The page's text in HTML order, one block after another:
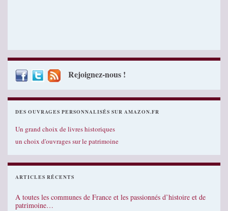
Rejoignez-nous !
DES OUVRAGES PERSONNALISÉS SUR AMAZON.FR
Un grand choix de livres historiques
un choix d'ouvrages sur le patrimoine
ARTICLES RÉCENTS
A toutes les communes de France et les passionnés d’histoire et de
patrimoine…